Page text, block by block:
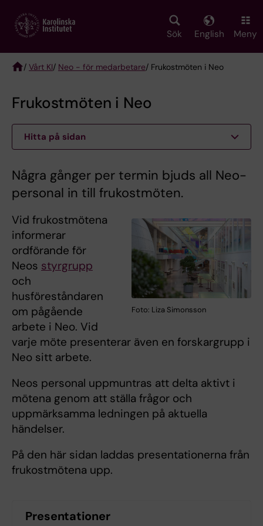
main
Sök English Meny
/ Vårt KI/ Neo - för medarbetare/ Frukostmöten i Neo
Frukostmöten i Neo
Hitta på sidan
Några gånger per termin bjuds all Neo-
personal in till frukostmöten.
Foto: Liza Simonsson
Vid frukostmötena
informerar
ordförande för
Neos styrgrupp
och
husföreståndaren
om pågående
arbete i Neo. Vid
varje möte presenterar även en forskargrupp i
Neo sitt arbete.
Neos personal uppmuntras att delta aktivt i
mötena genom att ställa frågor och
uppmärksamma ledningen på aktuella
händelser.
På den här sidan laddas presentationerna från
frukostmötena upp.
Presentationer